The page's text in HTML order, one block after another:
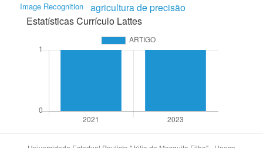
Image Recognition agricultura de precisão
Estatísticas Currículo Lattes